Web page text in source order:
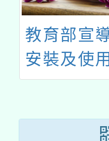
教育部宣
安裝及使
險之